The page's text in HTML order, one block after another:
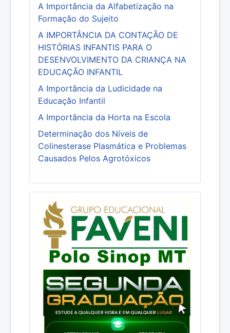
A Importância da Alfabetização na
Formação do Sujeito
A IMPORTÂNCIA DA CONTAÇÃO DE
HISTÓRIAS INFANTIS PARA O
DESENVOLVIMENTO DA CRIANÇA NA
EDUCAÇÃO INFANTIL
A Importância da Ludicidade na
Educação Infantil
A Importância da Horta na Escola
Determinação dos Níveis de
Colinesterase Plasmática e Problemas
Causados Pelos Agrotóxicos